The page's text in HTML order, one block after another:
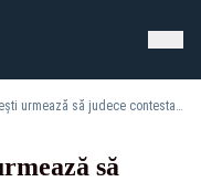
Tribunalului București urmează să judece contestație depusă de DIICOT în dosarul lui Viorel Pașca
să